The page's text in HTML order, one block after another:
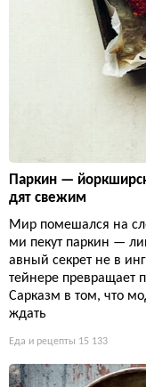
Паркин —
дят свежим
Мир помешался на
ми пекут паркин —
авный секрет не в
тейнере превращает
Сарказм в том, что
ждать
Еда и рецепты 15 133